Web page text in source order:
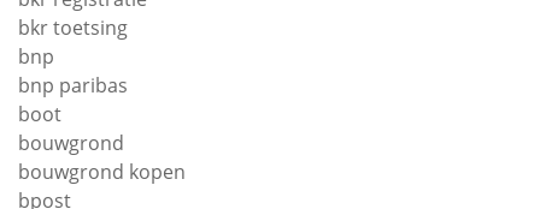
bkr toetsing
bnp
bnp paribas
boot
bouwgrond
bouwgrond kopen
bpost